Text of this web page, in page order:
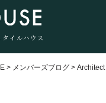
イルハウス
> メンバーズブログ >Architect